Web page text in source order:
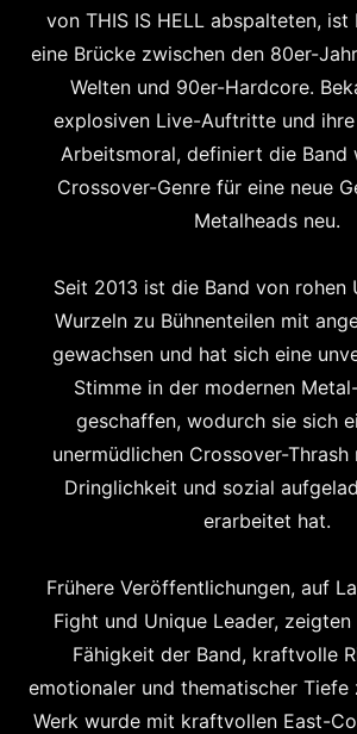
von THIS IS HELL abspalteten, ist
eine Brücke zwischen den 80er-
Welten und 90er-Hardcore.
explosiven Live-Auftritte und
Arbeitsmoral, definiert die Band
Crossover-Genre für eine neue
Metalheads neu.
Seit 2013 ist die Band von rohen
Wurzeln zu Bühnenteilen mit
gewachsen und hat sich eine
Stimme in der modernen
geschaffen, wodurch sie sich
unermüdlichen Crossover-
Dringlichkeit und sozial
erarbeitet hat.
Frühere Veröffentlichungen, auf
Fight und Unique Leader,
Fähigkeit der Band, kraftvolle
emotionaler und thematischer Tiefe
Werk wurde mit kraftvollen East-